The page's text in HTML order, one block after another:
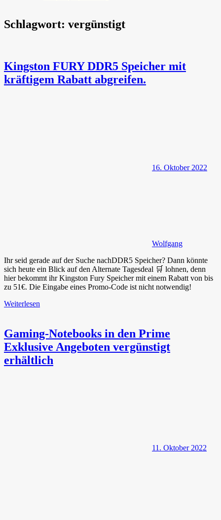
Schlagwort: vergünstigt
Kingston FURY DDR5 Speicher mit
kräftigem Rabatt abgreifen.
16. Oktober 2022
Wolfgang
Ihr seid gerade auf der Suche nachDDR5 Speicher? Dann könnte
sich heute ein Blick auf den Alternate Tagesdeal 🛒 lohnen, denn
hier bekommt ihr Kingston Fury Speicher mit einem Rabatt von bis
zu 51€. Die Eingabe eines Promo-Code ist nicht notwendig!
Weiterlesen
Gaming-Notebooks in den Prime
Exklusive Angeboten vergünstigt
erhältlich
11. Oktober 2022